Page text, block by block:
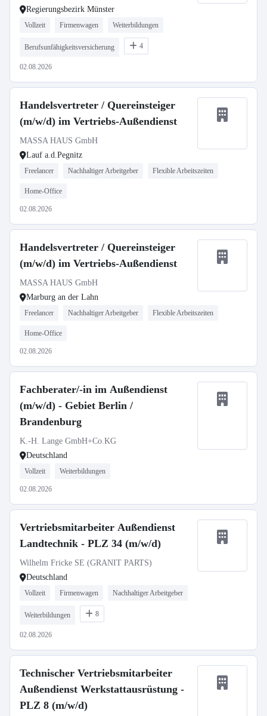
Regierungsbezirk Münster
Vollzeit Firmenwagen Weiterbildungen
Berufsunfähigkeitsversicherung 4
02.08.2026
Handelsvertreter / Quereinsteiger
(m/w/d) im Vertriebs-Außendienst
MASSA HAUS GmbH
Lauf a.d.Pegnitz
Freelancer Nachhaltiger Arbeitgeber Flexible Arbeitszeiten
Home-Office
02.08.2026
Handelsvertreter / Quereinsteiger
(m/w/d) im Vertriebs-Außendienst
MASSA HAUS GmbH
Marburg an der Lahn
Freelancer Nachhaltiger Arbeitgeber Flexible Arbeitszeiten
Home-Office
02.08.2026
Fachberater/-in im Außendienst
(m/w/d) - Gebiet Berlin /
Brandenburg
K.-H. Lange GmbH+Co.KG
Deutschland
Vollzeit Weiterbildungen
02.08.2026
Vertriebsmitarbeiter Außendienst
Landtechnik - PLZ 34 (m/w/d)
Wilhelm Fricke SE (GRANIT PARTS)
Deutschland
Vollzeit Firmenwagen Nachhaltiger Arbeitgeber
Weiterbildungen 8
02.08.2026
Technischer Vertriebsmitarbeiter
Außendienst Werkstattausrüstung -
PLZ 8 (m/w/d)